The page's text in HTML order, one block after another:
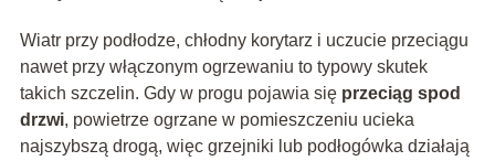
Wiatr przy podłodze, chłodny korytarz i uczucie przeciągu
nawet przy włączonym ogrzewaniu to typowy skutek
takich szczelin. Gdy w progu pojawia się przeciąg spod
drzwi, powietrze ogrzane w pomieszczeniu ucieka
najszybszą drogą, więc grzejniki lub podłogówka działają